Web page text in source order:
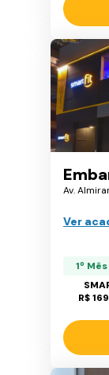
Av.
Ver
1º
R$